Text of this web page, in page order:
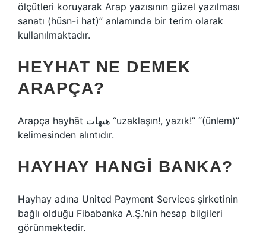
ölçütleri koruyarak Arap yazısının güzel yazılması
sanatı (hüsn-i hat)” anlamında bir terim olarak
kullanılmaktadır.
HEYHAT NE DEMEK
ARAPÇA?
Arapça hayhāt هيهات “uzaklaşın!, yazık!” “(ünlem)”
kelimesinden alıntıdır.
HAYHAY HANGI BANKA?
Hayhay adına United Payment Services şirketinin
bağlı olduğu Fibabanka A.Ş.’nin hesap bilgileri
görünmektedir.